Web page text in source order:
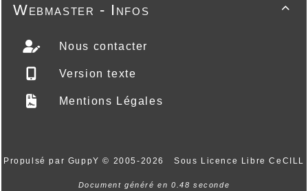

Webmaster - Infos
Nous contacter
Version texte
Mentions Légales
Propulsé par GuppY© 2005-2026 Sous Licence Libre CeCILL
Document généré en 0.48 seconde